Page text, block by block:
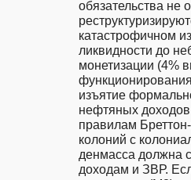
обязательства не
катастрофичном
ликвидности до
монетизации (4%
изъятие
нефтяных
правилам
колоний с
денмасса должна
доходам и ЗВР.